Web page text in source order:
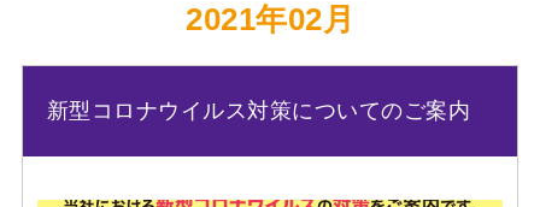
2021年02月
新型コロナウイルス対策についてのご案内